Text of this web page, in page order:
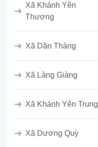
Xã Khánh Yên
Thượng
Xã Dần Thàng
Xã Làng Giàng
Xã Khánh Yên Trung
Xã Dương Quỳ